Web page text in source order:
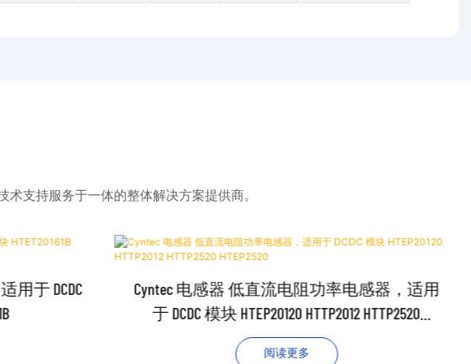
支持服务于一体的整体解决方案提供商。
用于 DCDC
Cyntec 电感器 低直流电阻功率电感器，适用
于 DCDC 模块 HTEP20120 HTTP2012 HTTP2520
HTEP2520
阅读更多